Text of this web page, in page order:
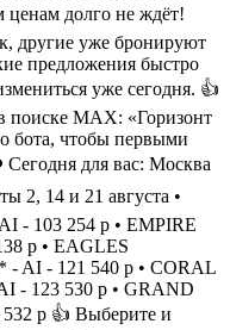
ценам долго не ждёт!
другие уже бронируют
предложения быстро
уже сегодня. 👍
поиске MAX: «Горизонт
бота, чтобы первыми
для вас: Москва
2, 14 и 21 августа •
- 103 254 р • EMPIRE
р • EAGLES
AI - 121 540 р • CORAL
- 123 530 р • GRAND
р 👍 Выберите и